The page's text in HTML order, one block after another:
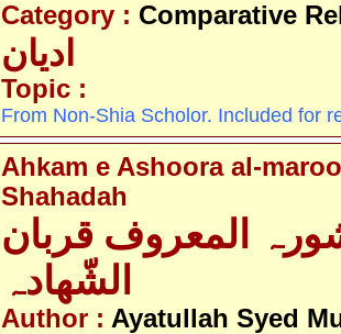
Category : Comparative
ادیان
Topic :
From Non-Shia Scholor. Included for
Ahkam e Ashoora al-
Shahadah
المعروف قربان
الشّھادہ
Author : Ayatullah Syed